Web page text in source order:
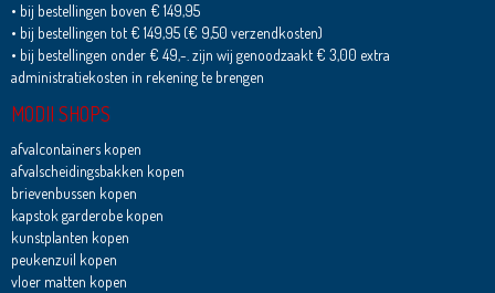
• bij bestellingen boven € 149,95
• bij bestellingen tot € 149,95 (€ 9,50 verzendkosten)
• bij bestellingen onder € 49,-. zijn wij genoodzaakt € 3,00 extra
administratiekosten in rekening te brengen
MODII SHOPS
afvalcontainers kopen
afvalscheidingsbakken kopen
brievenbussen kopen
kapstok garderobe kopen
kunstplanten kopen
peukenzuil kopen
vloer matten kopen